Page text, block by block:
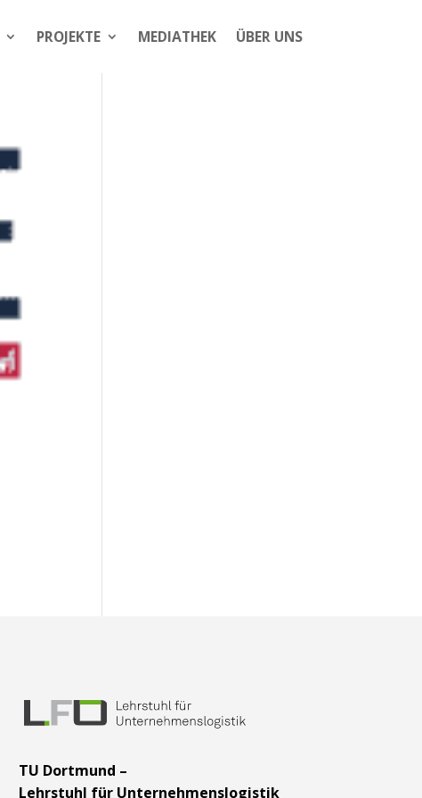
PROJEKTE MEDIATHEK ÜBER UNS
TU Dortmund –
Lehrstuhl für Unternehmenslogistik